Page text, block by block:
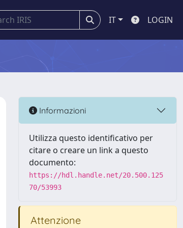
IT LOGIN
Informazioni
Utilizza questo identificativo per
citare o creare un link a questo
documento:
https://hdl.handle.net/20.500.125
70/53993
Attenzione